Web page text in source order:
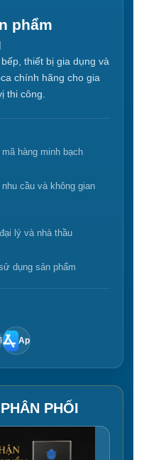
phẩm
thiết bị gia dụng và
chính hãng cho gia
thi công.
hàng minh bạch
cầu và không gian
lý và nhà thầu
dụng sản phẩm
App
PHỐI